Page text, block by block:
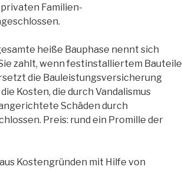
Familien-
heiße Bauphase nennt sich
zahlt, wenn festinstalliertem Bauteile
die Bauleistungsversicherung
Kosten, die durch Vandalismus
Schäden durch
Preis: rund ein Promille der
Kostengründen mit Hilfe von